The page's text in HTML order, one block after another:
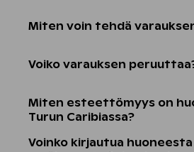
Miten voin tehdä
Voiko varauksen
Miten esteettömyys on
Turun Caribiassa?
Voinko kirjautua huoneesta